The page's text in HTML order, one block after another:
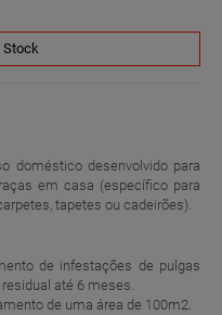
Stock
doméstico desenvolvido para
em casa (específico para
tapetes ou cadeirões).
de infestações de pulgas
até 6 meses.
de uma área de 100m2.